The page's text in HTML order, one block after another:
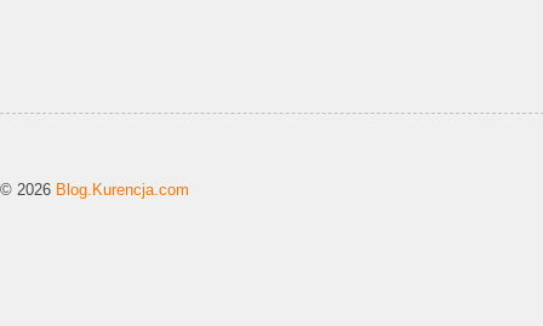
© 2026 Blog.Kurencja.com